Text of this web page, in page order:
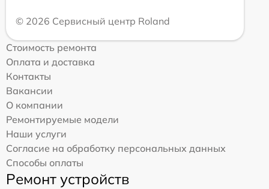
© 2026 Сервисный центр Roland
Стоимость ремонта
Оплата и доставка
Контакты
Вакансии
О компании
Ремонтируемые модели
Наши услуги
Согласие на обработку персональных данных
Способы оплаты
Ремонт устройств